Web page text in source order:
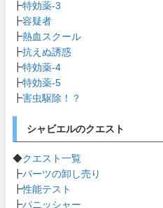
┣特効薬-3
┣容疑者
┣熱血スクール
┣抗えぬ誘惑
┣特効薬-4
┣特効薬-5
┣害虫駆除！？
シャビエルのクエスト
◆クエスト一覧
┣パーツの卸し売り
┣性能テスト
┣パニッシャー